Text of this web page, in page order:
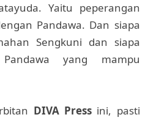
Yaitu peperangan
Pandawa. Dan siapa
Sengkuni dan siapa
yang mampu
DIVA Press ini, pasti